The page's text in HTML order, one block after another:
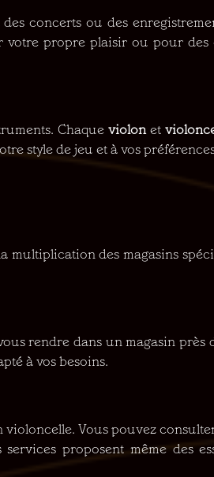
concerts ou des
propre plaisir ou pour des
Chaque violon et
style de jeu et à vos
des magasins
rendre dans un magasin près
à vos besoins.
Vous pouvez
proposent même des